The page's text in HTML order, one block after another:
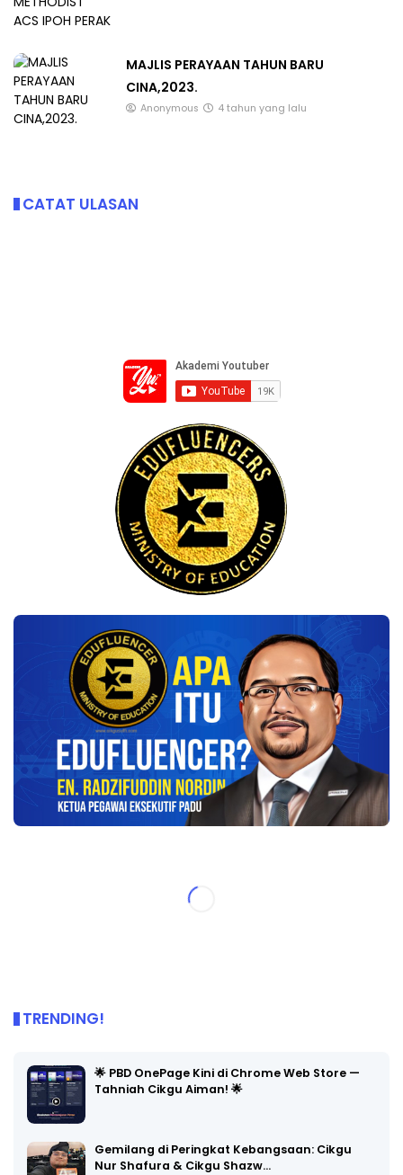
MAJLIS PERAYAAN TAHUN BARU
CINA,2023.
Anonymous 4 tahun yang lalu
CATAT ULASAN
TRENDING!
🌟 PBD OnePage Kini di Chrome Web Store —
Tahniah Cikgu Aiman! 🌟
Gemilang di Peringkat Kebangsaan: Cikgu
Nur Shafura & Cikgu Shazw…